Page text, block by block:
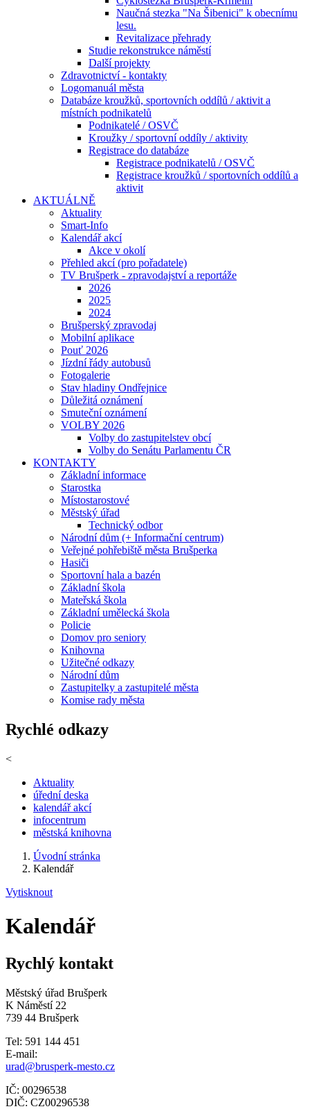
Naučná stezka "Na Šibenici" k obecnímu
lesu.
Revitalizace přehrady
Studie rekonstrukce náměstí
Další projekty
Zdravotnictví - kontakty
Logomanuál města
Databáze kroužků, sportovních oddílů / aktivit a
místních podnikatelů
Podnikatelé / OSVČ
Kroužky / sportovní oddíly / aktivity
Registrace do databáze
Registrace podnikatelů / OSVČ
Registrace kroužků / sportovních oddílů a
aktivit
AKTUÁLNĚ
Aktuality
Smart-Info
Kalendář akcí
Akce v okolí
Přehled akcí (pro pořadatele)
TV Brušperk - zpravodajství a reportáže
2026
2025
2024
Brušperský zpravodaj
Mobilní aplikace
Pouť 2026
Jízdní řády autobusů
Fotogalerie
Stav hladiny Ondřejnice
Důležitá oznámení
Smuteční oznámení
VOLBY 2026
Volby do zastupitelstev obcí
Volby do Senátu Parlamentu ČR
KONTAKTY
Základní informace
Starostka
Místostarostové
Městský úřad
Technický odbor
Národní dům (+ Informační centrum)
Veřejné pohřebiště města Brušperka
Hasiči
Sportovní hala a bazén
Základní škola
Mateřská škola
Základní umělecká škola
Policie
Domov pro seniory
Knihovna
Užitečné odkazy
Národní dům
Zastupitelky a zastupitelé města
Komise rady města
Rychlé odkazy
<
Aktuality
úřední deska
kalendář akcí
infocentrum
městská knihovna
Úvodní stránka
Kalendář
Vytisknout
Kalendář
Rychlý kontakt
Městský úřad Brušperk
K Náměstí 22
739 44 Brušperk
Tel: 591 144 451
E-mail:
urad@brusperk-mesto.cz
IČ: 00296538
DIČ: CZ00296538